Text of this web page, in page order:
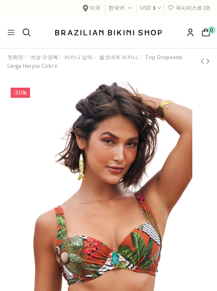
미국 한국어 USD $ 위시리스트 (0)
0
첫화면 여성 수영복 비키니 상의 발코네트 비키니
Top Drapeada
Larga Harpia Cobre
-30%